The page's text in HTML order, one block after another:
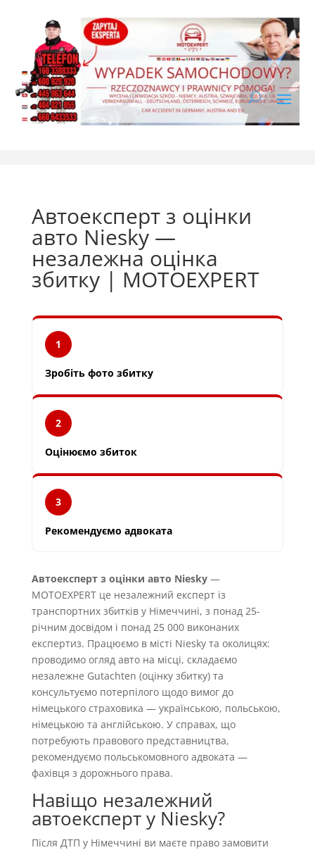
Автоексперт з оцінки
авто Niesky —
незалежна оцінка
збитку | MOTOEXPERT
1
Зробіть фото збитку
2
Оцінюємо збиток
3
Рекомендуємо адвоката
Автоексперт з оцінки авто Niesky—
MOTOEXPERT це незалежний експерт із
транспортних збитків у Німеччині, з понад 25-
річним досвідом і понад 25 000 виконаних
експертиз. Працюємо в місті Niesky та околицях:
проводимо огляд авто на місці, складаємо
незалежне Gutachten (оцінку збитку) та
консультуємо потерпілого щодо вимог до
німецького страховика — українською, польською,
німецькою та англійською. У справах, що
потребують правового представництва,
рекомендуємо польськомовного адвоката —
фахівця з дорожнього права.
Навіщо незалежний
автоексперт у Niesky?
Після ДТП у Німеччині ви маєте право замовити